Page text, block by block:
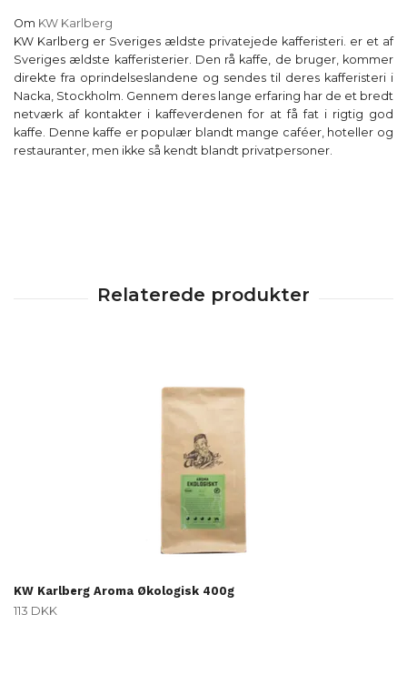
Om KW Karlberg
KW Karlberg er Sveriges ældste privatejede kafferisteri. er et af
Sveriges ældste kafferisterier. Den rå kaffe, de bruger, kommer
direkte fra oprindelseslandene og sendes til deres kafferisteri i
Nacka, Stockholm. Gennem deres lange erfaring har de et bredt
netværk af kontakter i kaffeverdenen for at få fat i rigtig god
kaffe. Denne kaffe er populær blandt mange caféer, hoteller og
restauranter, men ikke så kendt blandt privatpersoner.
KW Karlberg Aroma Økologisk 400g
113 DKK